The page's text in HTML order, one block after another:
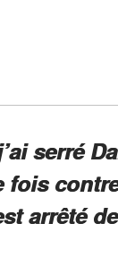
serré
fois
arrêté